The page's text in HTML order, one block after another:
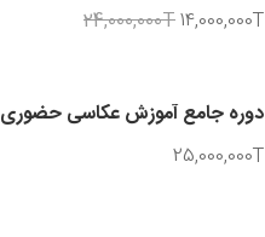
24,000,000T14,000,000T
دوره جامع آموزش عکاسی حضوری
25,000,000T